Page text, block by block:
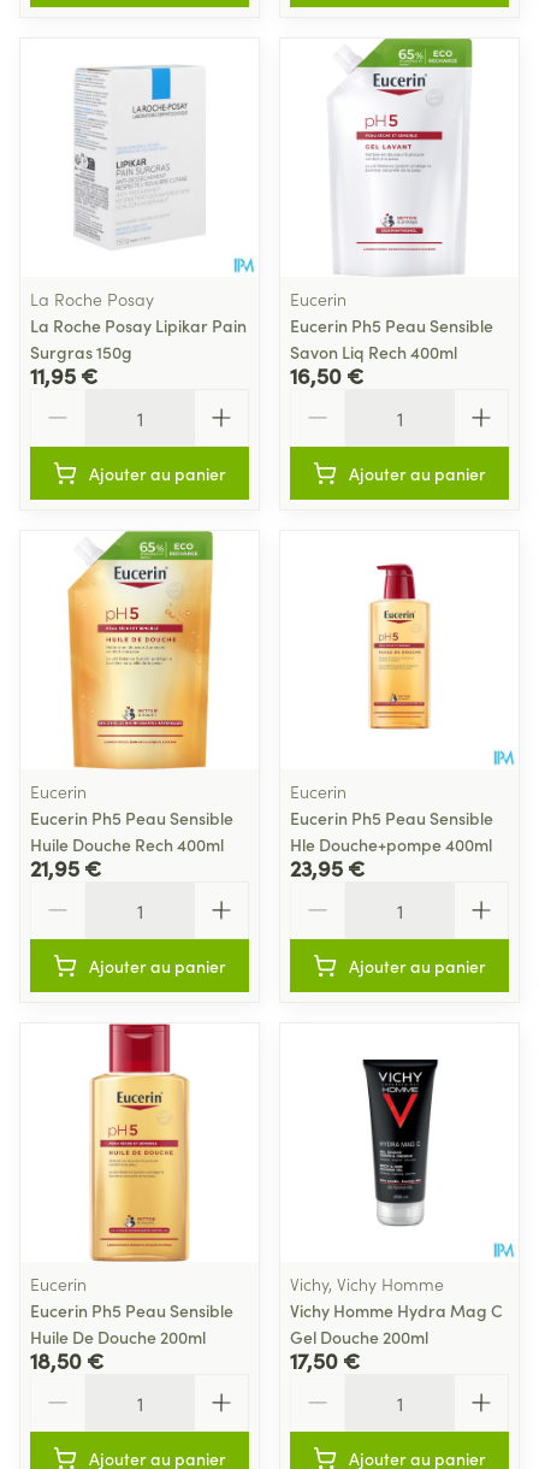
La Roche Posay
La Roche Posay Lipikar Pain
Surgras 150g
11,95 €
Ajouter au panier
Eucerin
Eucerin Ph5 Peau Sensible
Savon Liq Rech 400ml
16,50 €
Ajouter au panier
Eucerin
Eucerin Ph5 Peau Sensible
Huile Douche Rech 400ml
21,95 €
Ajouter au panier
Eucerin
Eucerin Ph5 Peau Sensible
Hle Douche+pompe 400ml
23,95 €
Ajouter au panier
Eucerin
Eucerin Ph5 Peau Sensible
Huile De Douche 200ml
18,50 €
Ajouter au panier
Vichy, Vichy Homme
Vichy Homme Hydra Mag C
Gel Douche 200ml
17,50 €
Ajouter au panier